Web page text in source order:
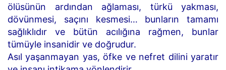
ölüsünün ardından ağlaması, türkü yakması,
dövünmesi, saçını kesmesi… bunların tamamı
sağlıklıdır ve bütün acılığına rağmen, bunlar
tümüyle insanidir ve doğrudur.
Asıl yaşanmayan yas, öfke ve nefret dilini yaratır